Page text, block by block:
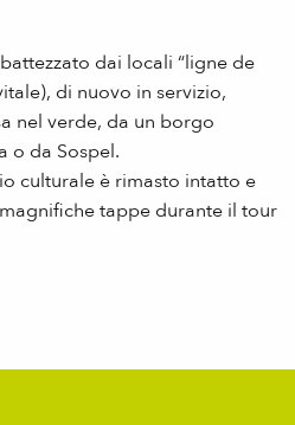
dai locali “ligne de
di nuovo in servizio,
nel verde, da un borgo
o da Sospel.
culturale è rimasto intatto e
tappe durante il tour